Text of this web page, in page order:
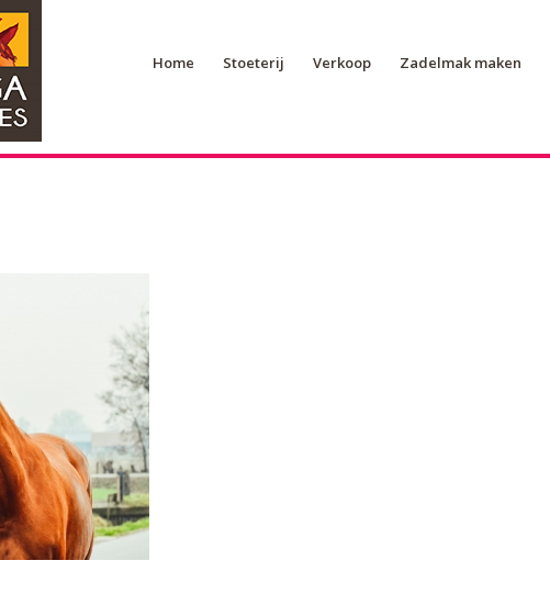
Home Stoeterij Verkoop Zadelmak maken